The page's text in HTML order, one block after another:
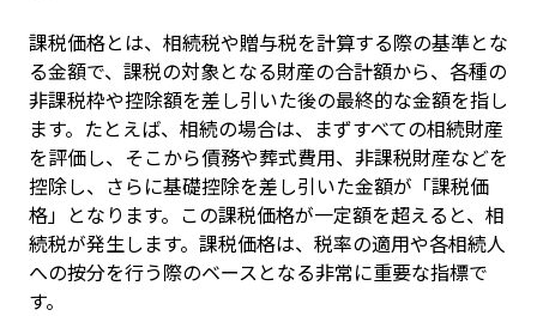
課税価格とは、相続税や贈与税を計算する際の基準とな
る金額で、課税の対象となる財産の合計額から、各種の
非課税枠や控除額を差し引いた後の最終的な金額を指し
ます。たとえば、相続の場合は、まずすべての相続財産
を評価し、そこから債務や葬式費用、非課税財産などを
控除し、さらに基礎控除を差し引いた金額が「課税価
格」となります。この課税価格が一定額を超えると、相
続税が発生します。課税価格は、税率の適用や各相続人
への按分を行う際のベースとなる非常に重要な指標で
す。